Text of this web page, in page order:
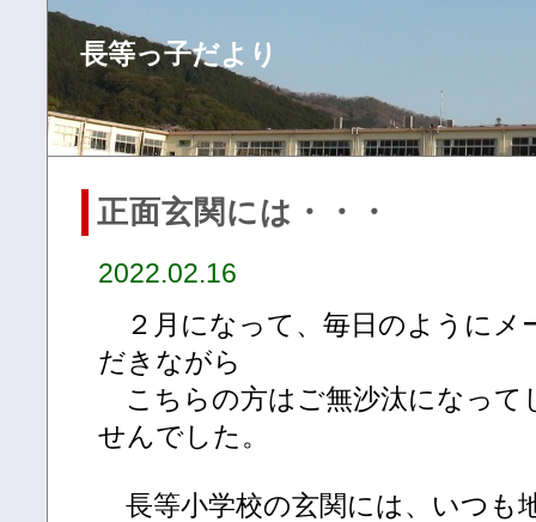
長等っ子だより
正面玄関には・・・
2022.02.16
２月になって、毎日のようにメ
だきながら
こちらの方はご無沙汰になって
せんでした。
長等小学校の玄関には、いつも